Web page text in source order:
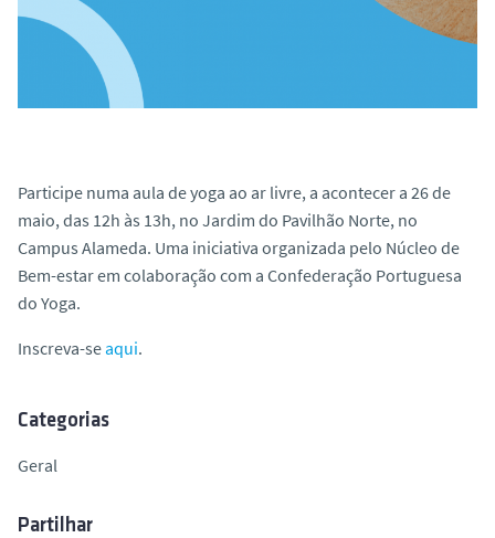
Participe numa aula de yoga ao ar livre, a acontecer a 26 de
maio, das 12h às 13h, no Jardim do Pavilhão Norte, no
Campus Alameda. Uma iniciativa organizada pelo Núcleo de
Bem-estar em colaboração com a Confederação Portuguesa
do Yoga.
Inscreva-seaqui.
Categorias
Geral
Partilhar